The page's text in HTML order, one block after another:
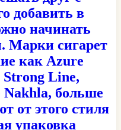
добавить в
начинать
Марки сигарет
как Azure
Line,
Nakhla, больше
от этого стиля
упаковка